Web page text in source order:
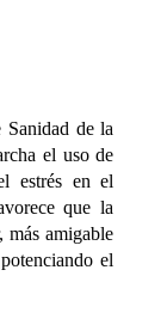
de la
el uso de
estrés en el
que la
más amigable
el